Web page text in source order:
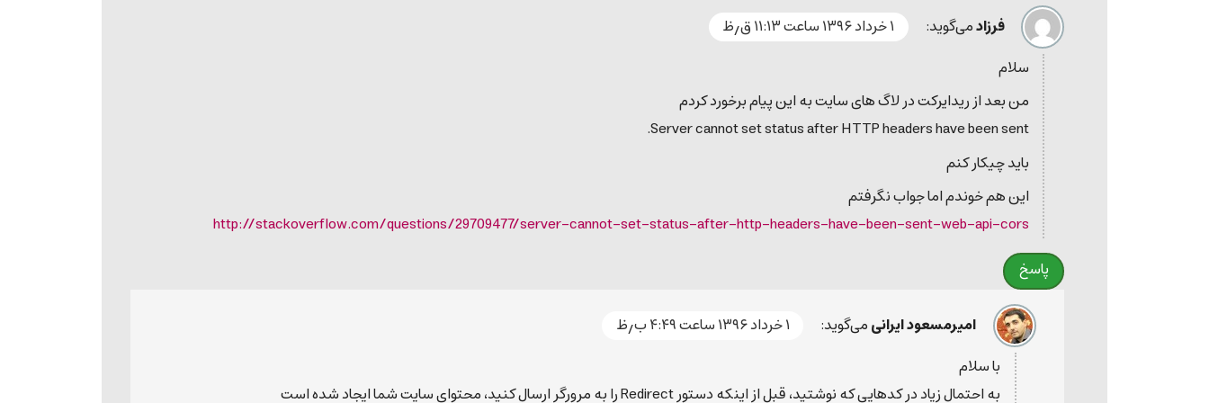
فرزادمی‌گوید:
۱ خرداد ۱۳۹۶ ساعت ۱۱:۱۳ ق٫ظ
سلام
من بعد از ریدایرکت در لاگ های سایت به این پیام برخورد کردم
Server cannot set status after HTTP headers have been sent.
باید چیکار کنم
این هم خوندم اما جواب نگرفتم
http://stackoverflow.com/questions/29709477/server-cannot-set-status-after-http-headers-have-been-sent-web-api-cors
پاسخ
امیرمسعود ایرانیمی‌گوید:
۱ خرداد ۱۳۹۶ ساعت ۴:۴۹ ب٫ظ
با سلام
به احتمال زیاد در کدهایی که نوشتید، قبل از اینکه دستور Redirect را به مرورگر ارسال کنید، محتوای سایت شما ایجاد شده است